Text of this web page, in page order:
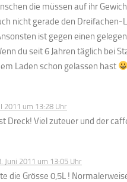
die müssen auf ihr
nicht gerade den
ist gegen einen
du seit 6 Jahren täglich bei
Laden schon gelassen hast
2011 um 13:28 Uhr
Dreck! Viel zuteuer und der
Juni 2011 um 13:05 Uhr
die Grösse 0,5L !